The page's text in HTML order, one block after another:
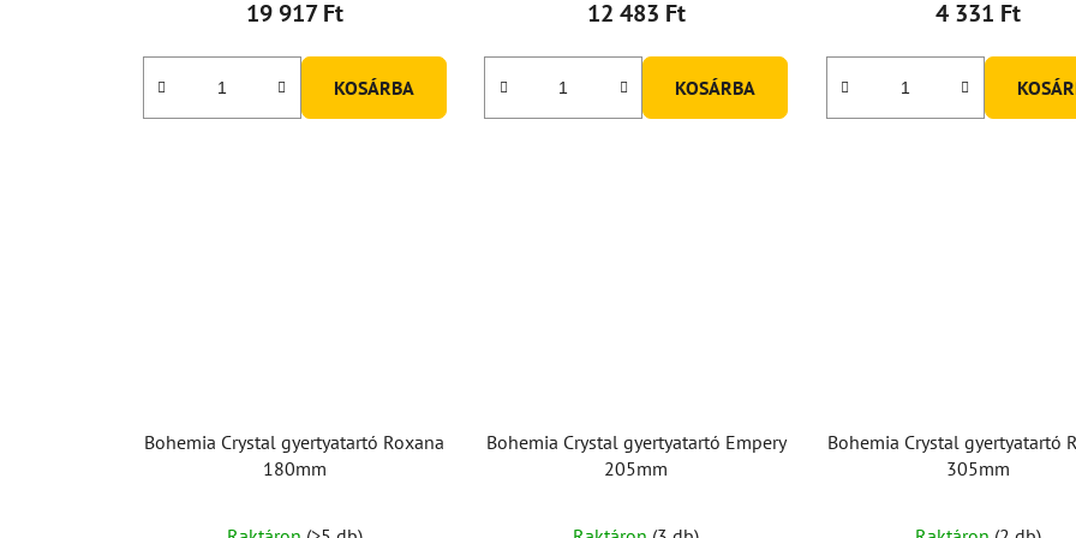
19 917 Ft
KOSÁRBA
12 483 Ft
KOSÁRBA
4 331 Ft
Bohemia Crystal gyertyatartó Roxana
180mm
Bohemia Crystal gyertyatartó Empery
205mm
Bohemia Crystal gyertyatartó
305mm